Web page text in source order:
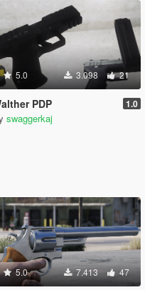
5.0 3.098 21
PDP 1.0
swaggerkaj
5.0 7.413 47